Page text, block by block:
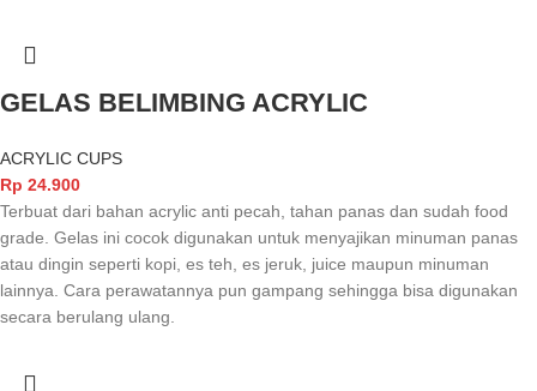
GELAS BELIMBING ACRYLIC
ACRYLIC CUPS
Rp 24.900
Terbuat dari bahan acrylic anti pecah, tahan panas dan sudah food
grade. Gelas ini cocok digunakan untuk menyajikan minuman panas
atau dingin seperti kopi, es teh, es jeruk, juice maupun minuman
lainnya. Cara perawatannya pun gampang sehingga bisa digunakan
secara berulang ulang.